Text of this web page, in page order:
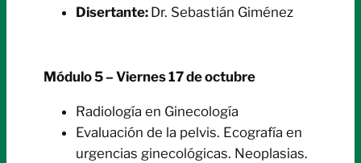
Disertante: Dr. Sebastián Giménez
Módulo 5 – Viernes 17 de octubre
Radiología en Ginecología
Evaluación de la pelvis. Ecografía en
urgencias ginecológicas. Neoplasias.